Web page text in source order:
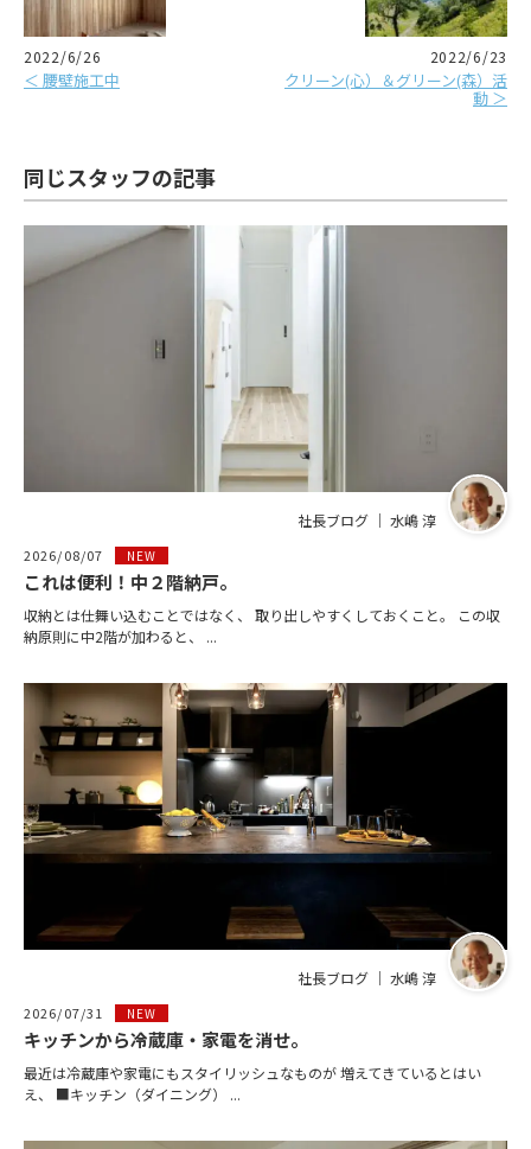
2022/6/26
＜ 腰壁施工中
2022/6/23
クリーン(心）＆グリーン(森）活
動 ＞
同じスタッフの記事
社長ブログ ｜ 水嶋 淳
2026/08/07 NEW
これは便利！中２階納戸。
収納とは仕舞い込むことではなく、 取り出しやすくしておくこと。 この収
納原則に中2階が加わると、 ...
社長ブログ ｜ 水嶋 淳
2026/07/31 NEW
キッチンから冷蔵庫・家電を消せ。
最近は冷蔵庫や家電にもスタイリッシュなものが 増えてきているとはい
え、 ■キッチン（ダイニング） ...